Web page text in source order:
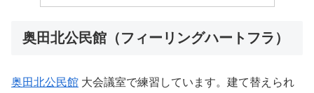
奥田北公民館（フィーリングハートフラ）
奥田北公民館 大会議室で練習しています。建て替えられ